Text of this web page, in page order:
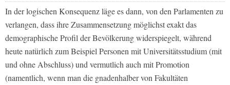
In der logischen Konsequenz läge es dann, von den Parlamenten zu
verlangen, dass ihre Zusammensetzung möglichst exakt das
demographische Profil der Bevölkerung widerspiegelt, während
heute natürlich zum Beispiel Personen mit Universitätsstudium (mit
und ohne Abschluss) und vermutlich auch mit Promotion
(namentlich, wenn man die gnadenhalber von Fakultäten